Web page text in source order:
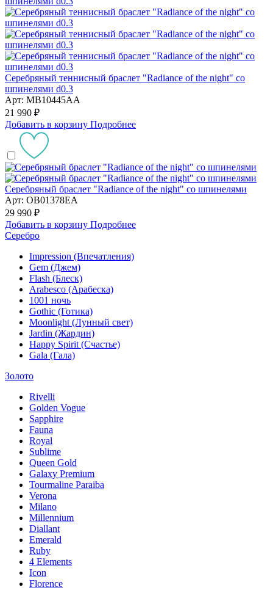
Серебряный теннисный браслет "Radiance of the night" со
шпинелями d0.3
Арт: MB10445AA
21 990 ₽
Добавить в корзину Подробнее
Серебряный браслет "Radiance of the night" со шпинелями
Арт: OB01378EA
29 990 ₽
Добавить в корзину Подробнее
Серебро
Impression (Впечатления)
Gem (Джем)
Flash (Блеск)
Arabesco (Арабеска)
1001 ночь
Gothic (Готика)
Moonlight (Лунный свет)
Jardin (Жардин)
Happy Spirit (Счастье)
Gala (Гала)
Золото
Rivelli
Golden Vogue
Sapphire
Fauna
Royal
Sublime
Queen Gold
Galaxy Premium
Tourmaline Paraiba
Verona
Milano
Millennium
Diallant
Emerald
Ruby
4 Elements
Icon
Florence